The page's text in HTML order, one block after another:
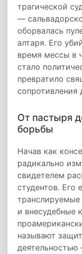
трагической
—
оборвалась
алтаря. Его
время мессы в
стало
превратило
сопротивления
От пастыря
борьбы
Начав как
радикально
свидетелем
студентов. Его
и внесудебные
называют